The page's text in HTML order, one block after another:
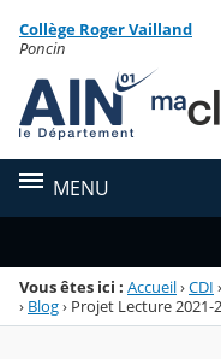
Menu de la rubrique
Contenu
Collège Roger Vailland
Poncin
MENU
Vous êtes ici : Accueil›CDI ›
› Blog› Projet Lecture